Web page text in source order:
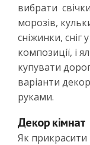
вибрати
морозів,
сніжинки, сніг
композиції, і
купувати
варіанти
руками.
Декор кімнат
Як прикрасити